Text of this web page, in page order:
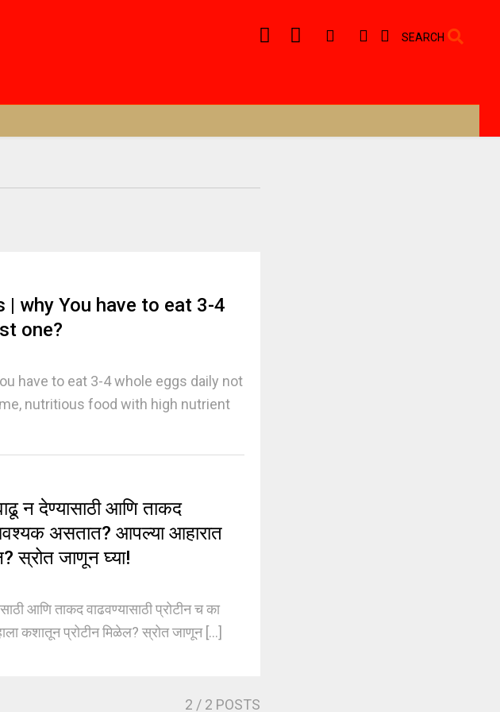
SEARCH
why You have to eat 3-4
one?
have to eat 3-4 whole eggs daily not
nutritious food with high nutrient
न देण्यासाठी आणि ताकद
असतात? आपल्या आहारात
स्रोत जाणून घ्या!
आणि ताकद वाढवण्यासाठी प्रोटीन च का
कशातून प्रोटीन मिळेल? स्रोत जाणून [...]
2 / 2 POSTS